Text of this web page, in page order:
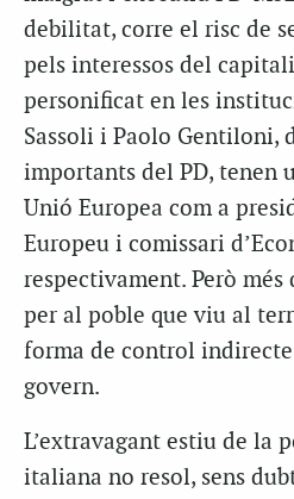
debilitat, corre el risc de
pels interessos del
personificat en les
Sassoli i Paolo Gentiloni,
importants del PD, tenen
Unió Europea com a
Europeu i comissari
respectivament. Però més
per al poble que viu al
forma de control
govern.
L’extravagant estiu de la
italiana no resol, sens